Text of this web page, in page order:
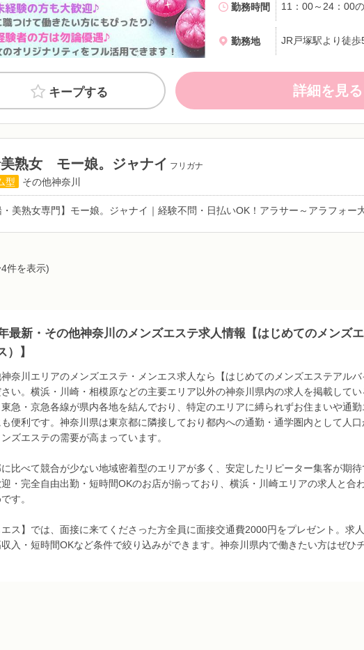
勤務時間
勤務地 JR戸塚駅より徒歩
キープする 詳細を見る
熟女 モー娘。ジャナイ フリガナ
型 その他神奈川
・美熟女専門】モー娘。ジャナイ｜経験不問・日払いOK！アラサー～アラフォー
件を表示)
最新・その他神奈川のメンズエステ求人情報【はじめてのメンズ
）】
奈川エリアのメンズエステ・メンエス求人なら【はじめてのメンズエステアル
い。横浜・川崎・相模原などの主要エリア以外の神奈川県内の求人を掲載して
東急・京急各線が県内各地を結んでおり、特定のエリアに縛られずお住まいや通
便利です。神奈川県は東京都に隣接しており都内への通勤・通学圏内として人
ンズエステの需要が高まっています。
比べて競合が少ない地域密着型のエリアが多く、安定したリピーター集客が期
・完全自由出勤・短時間OKのお店が揃っており、横浜・川崎エリアの求人と合
す。
エス】では、面接に来てくださった方全員に面接交通費2000円をプレゼント。求
収入・短時間OKなど条件で絞り込みができます。神奈川県内で働きたい方はぜひ